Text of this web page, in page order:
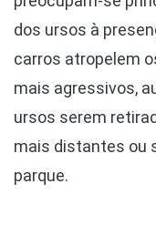
dos ursos à
carros atropelem
mais agressivos,
ursos serem
mais distantes ou
parque.